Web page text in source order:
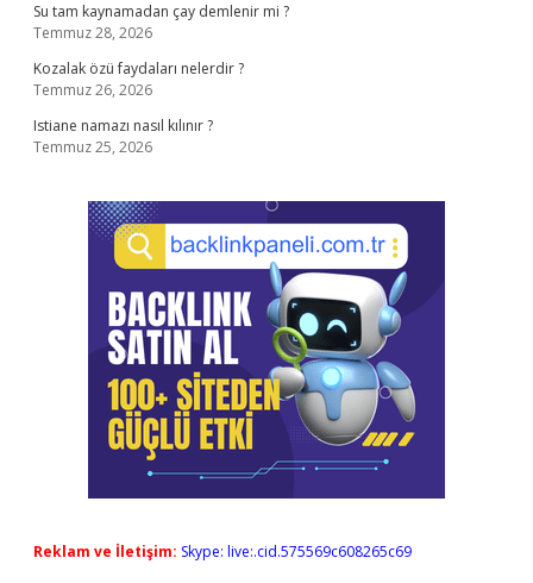
Su tam kaynamadan çay demlenir mi ?
Temmuz 28, 2026
Kozalak özü faydaları nelerdir ?
Temmuz 26, 2026
Istiane namazı nasıl kılınır ?
Temmuz 25, 2026
Reklam ve İletişim: Skype: live:.cid.575569c608265c69